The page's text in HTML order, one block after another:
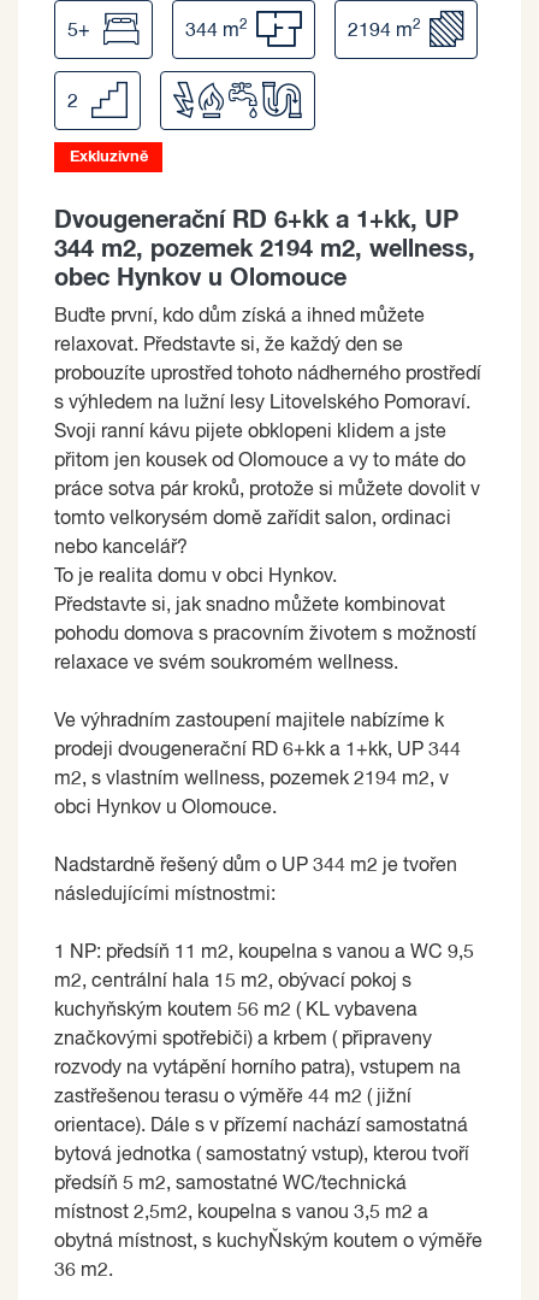
5+ 344 m2 2194 m2
2
Exkluzivně
Dvougenerační RD 6+kk a 1+kk, UP
344 m2, pozemek 2194 m2, wellness,
obec Hynkov u Olomouce
Buďte první, kdo dům získá a ihned můžete
relaxovat. Představte si, že každý den se
probouzíte uprostřed tohoto nádherného prostředí
s výhledem na lužní lesy Litovelského Pomoraví.
Svoji ranní kávu pijete obklopeni klidem a jste
přitom jen kousek od Olomouce a vy to máte do
práce sotva pár kroků, protože si můžete dovolit v
tomto velkorysém domě zařídit salon, ordinaci
nebo kancelář?
To je realita domu v obci Hynkov.
Představte si, jak snadno můžete kombinovat
pohodu domova s pracovním životem s možností
relaxace ve svém soukromém wellness.
Ve výhradním zastoupení majitele nabízíme k
prodeji dvougenerační RD 6+kk a 1+kk, UP 344
m2, s vlastním wellness, pozemek 2194 m2, v
obci Hynkov u Olomouce.
Nadstardně řešený dům o UP 344 m2 je tvořen
následujícími místnostmi:
1 NP: předsíň 11 m2, koupelna s vanou a WC 9,5
m2, centrální hala 15 m2, obývací pokoj s
kuchyňským koutem 56 m2 ( KL vybavena
značkovými spotřebiči) a krbem ( připraveny
rozvody na vytápění horního patra), vstupem na
zastřešenou terasu o výměře 44 m2 ( jižní
orientace). Dále s v přízemí nachází samostatná
bytová jednotka ( samostatný vstup), kterou tvoří
předsíň 5 m2, samostatné WC/technická
místnost 2,5m2, koupelna s vanou 3,5 m2 a
obytná místnost, s kuchyŇským koutem o výměře
36 m2.